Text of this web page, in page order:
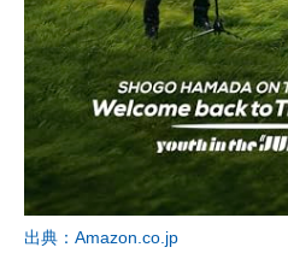
出典：Amazon.co.jp